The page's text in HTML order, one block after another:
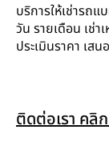
บริการให้เช่ารถ
วัน รายเดือน เช่
ประเมินราคา เส
ติดต่อเรา คลิ